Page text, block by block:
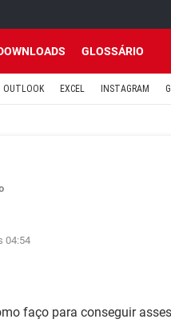
GLOSSÁRIO
OUTLOOK EXCEL INSTAGRAM
04:54
faço para conseguir